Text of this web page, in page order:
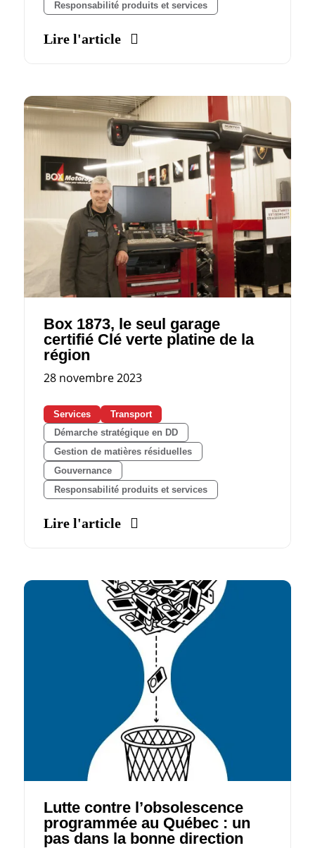
Responsabilité produits et services
Lire l'article
Box 1873, le seul garage
certifié Clé verte platine de la
région
28 novembre 2023
Services
Transport
Démarche stratégique en DD
Gestion de matières résiduelles
Gouvernance
Responsabilité produits et services
Lire l'article
Lutte contre l’obsolescence
programmée au Québec : un
pas dans la bonne direction